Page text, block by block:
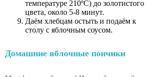
температуре 210ºC) до золотистого
цвета, около 5-8 минут.
Даём хлебцам остыть и подаём к
столу с яблочным соусом.
Домашние яблочные пончики